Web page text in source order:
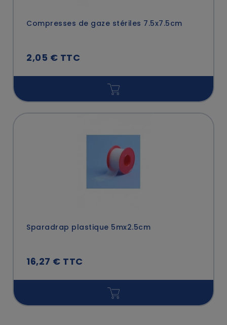
Compresses de gaze stériles 7.5x7.5cm
2,05 € TTC
Sparadrap plastique 5mx2.5cm
16,27 € TTC